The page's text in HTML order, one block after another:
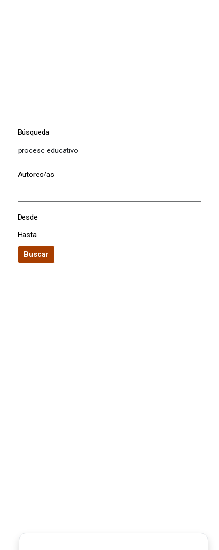
Búsqueda
Autores/as
Desde
Hasta
Buscar